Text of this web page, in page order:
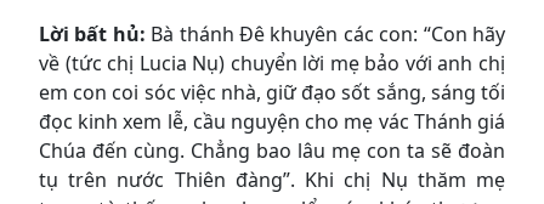
Lời bất hủ: Bà thánh Ðê khuyên các con: “Con hãy
về (tức chị Lucia Nụ) chuyển lời mẹ bảo với anh chị
em con coi sóc việc nhà, giữ đạo sốt sắng, sáng tối
đọc kinh xem lễ, cầu nguyện cho mẹ vác Thánh giá
Chúa đến cùng. Chẳng bao lâu mẹ con ta sẽ đoàn
tụ trên nước Thiên đàng”. Khi chị Nụ thăm mẹ